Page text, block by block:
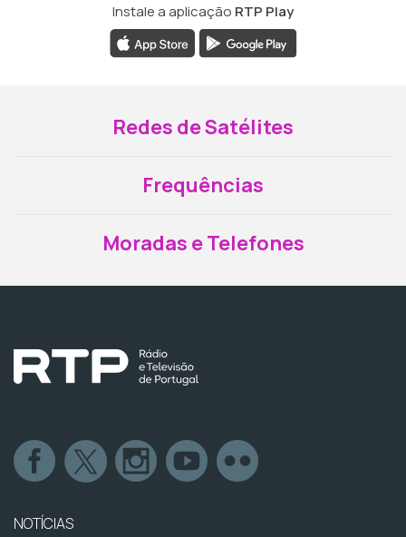
Instale a aplicação RTP Play
Redes de Satélites
Frequências
Moradas e Telefones
NOTÍCIAS